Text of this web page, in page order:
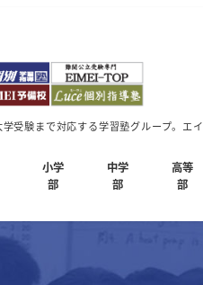
受験まで対応する学習塾グループ。エ
小学
部
中学
部
高等
部